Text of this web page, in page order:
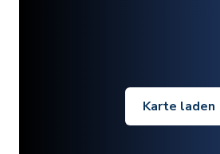
Karte laden